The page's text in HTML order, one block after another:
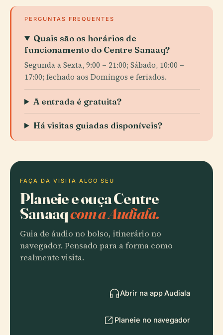
PERGUNTAS FREQUENTES
Quais são os horários de
funcionamento do Centre Sanaaq?
Segunda a Sexta, 9:00 – 21:00; Sábado, 10:00 –
17:00; fechado aos Domingos e feriados.
A entrada é gratuita?
Há visitas guiadas disponíveis?
FAÇA DA VISITA ALGO SEU
Planeie e ouça Centre
Sanaaqcom a Audiala.
Guia de áudio no bolso, itinerário no
navegador. Pensado para a forma como
realmente visita.
Abrir na app Audiala
Planeie no navegador